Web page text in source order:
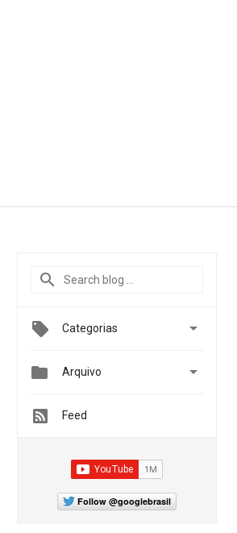
Categorias 
 Arquivo 
Feed
Follow @googlebrasil